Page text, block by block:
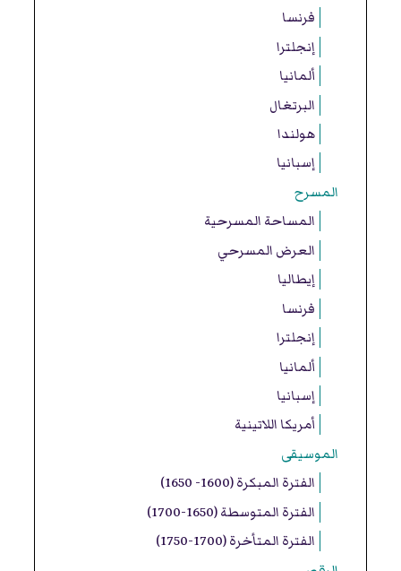
فرنسا
إنجلترا
ألمانيا
البرتغال
هولندا
إسبانيا
المسرح
المساحة المسرحية
العرض المسرحي
إيطاليا
فرنسا
إنجلترا
ألمانيا
إسبانيا
أمريكا اللاتينية
الموسيقى
الفترة المبكرة (1600- 1650)
الفترة المتوسطة (1650-1700)
الفترة المتأخرة (1700-1750)